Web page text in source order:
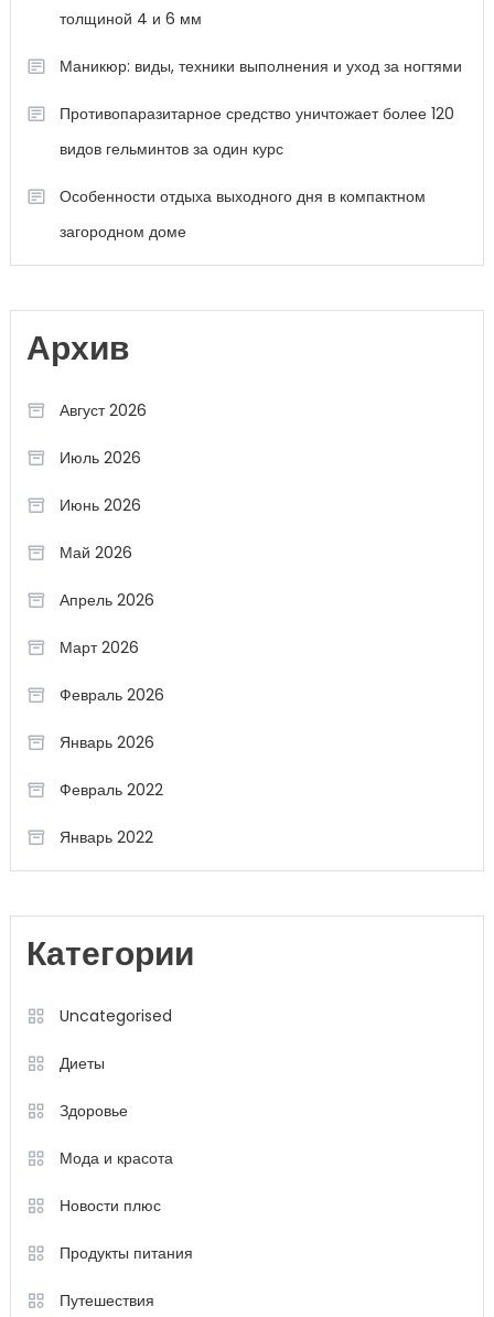
толщиной 4 и 6 мм
Маникюр: виды, техники выполнения и уход за ногтями
Противопаразитарное средство уничтожает более 120
видов гельминтов за один курс
Особенности отдыха выходного дня в компактном
загородном доме
Архив
Август 2026
Июль 2026
Июнь 2026
Май 2026
Апрель 2026
Март 2026
Февраль 2026
Январь 2026
Февраль 2022
Январь 2022
Категории
Uncategorised
Диеты
Здоровье
Мода и красота
Новости плюс
Продукты питания
Путешествия